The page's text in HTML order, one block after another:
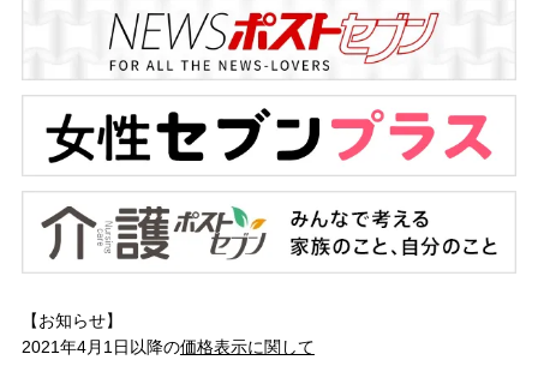
【お知らせ】
2021年4月1日以降の価格表示に関して